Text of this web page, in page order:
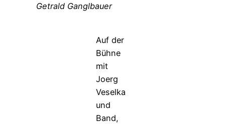
Getrald Ganglbauer
Auf der
Bühne
mit
Joerg
Veselka
und
Band,